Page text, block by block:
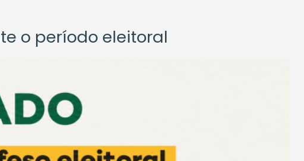
o período eleitoral